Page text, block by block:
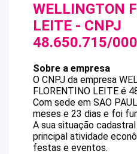
WELLINGTON
LEITE - CNPJ
48.650.715/
Sobre a empresa
O CNPJ da empresa
FLORENTINO LEITE é
Com sede em SAO
meses e 23 dias e foi
A sua situação
principal atividade
festas e eventos.